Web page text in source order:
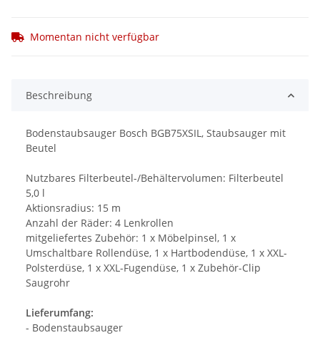
Momentan nicht verfügbar
Beschreibung
Bodenstaubsauger Bosch BGB75XSIL, Staubsauger mit
Beutel
Nutzbares Filterbeutel-/Behältervolumen: Filterbeutel
5,0 l
Aktionsradius: 15 m
Anzahl der Räder: 4 Lenkrollen
mitgeliefertes Zubehör: 1 x Möbelpinsel, 1 x
Umschaltbare Rollendüse, 1 x Hartbodendüse, 1 x XXL-
Polsterdüse, 1 x XXL-Fugendüse, 1 x Zubehör-Clip
Saugrohr
Lieferumfang:
- Bodenstaubsauger